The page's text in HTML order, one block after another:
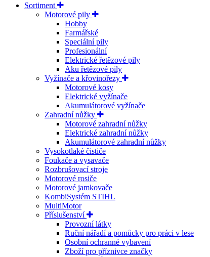
Sortiment
Motorové pily
Hobby
Farmářské
Speciální pily
Profesionální
Elektrické řetězové pily
Aku řetězové pily
Vyžínače a křovinořezy
Motorové kosy
Elektrické vyžínače
Akumulátorové vyžínače
Zahradní nůžky
Motorové zahradní nůžky
Elektrické zahradní nůžky
Akumulátorové zahradní nůžky
Vysokotlaké čističe
Foukače a vysavače
Rozbrušovací stroje
Motorové rosiče
Motorové jamkovače
KombiSystém STIHL
MultiMotor
Příslušenství
Provozní látky
Ruční nářadí a pomůcky pro práci v lese
Osobní ochranné vybavení
Zboží pro příznivce značky